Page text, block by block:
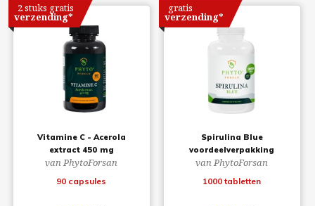
Vitamine C - Acerola
extract 450 mg
van PhytoForsan
90 capsules
2 stuks gratis
verzending*
Spirulina Blue
voordeelverpakking
van PhytoForsan
1000 tabletten
gratis
verzending*